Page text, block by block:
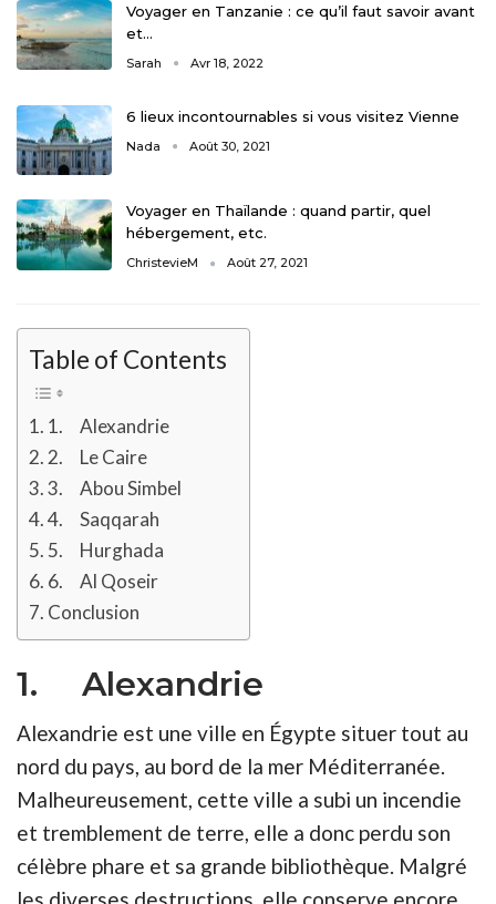
Voyager en Tanzanie : ce qu’il faut savoir avant
et…
Sarah Avr 18, 2022
6 lieux incontournables si vous visitez Vienne
Nada Août 30, 2021
Voyager en Thaïlande : quand partir, quel
hébergement, etc.
ChristevieM Août 27, 2021
Table of Contents
1. Alexandrie
2. Le Caire
3. Abou Simbel
4. Saqqarah
5. Hurghada
6. Al Qoseir
Conclusion
1. Alexandrie
Alexandrie est une ville en Égypte situer tout au
nord du pays, au bord de la mer Méditerranée.
Malheureusement, cette ville a subi un incendie
et tremblement de terre, elle a donc perdu son
célèbre phare et sa grande bibliothèque. Malgré
les diverses destructions, elle conserve encore